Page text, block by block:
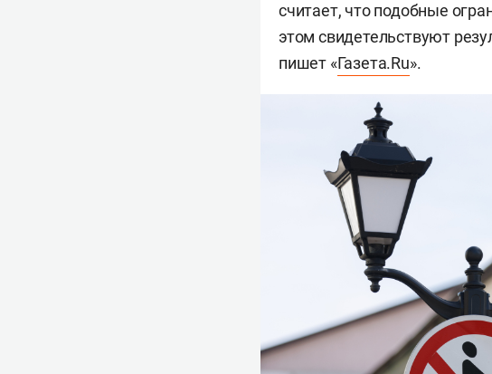
считает, что подобные
этом свидетельствуют
пишет «Газета.Ru».